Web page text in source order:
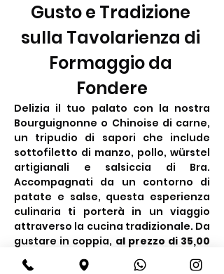
Gusto e Tradizione
sulla Tavolarienza di
Formaggio da
Fondere
Delizia il tuo palato con la nostra
Bourguignonne o Chinoise di carne,
un tripudio di sapori che include
sottofiletto di manzo, pollo, würstel
artigianali e salsiccia di Bra.
Accompagnati da un contorno di
patate e salse, questa esperienza
culinaria ti porterà in un viaggio
attraverso la cucina tradizionale. Da
gustare in coppia, al prezzo di 35,00
€ a persona.